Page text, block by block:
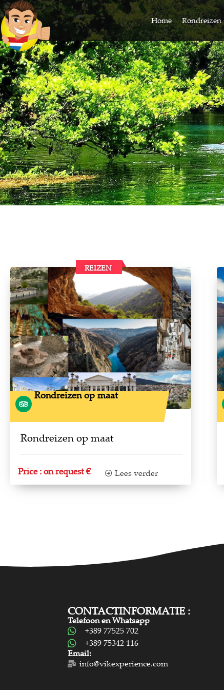
Home Rondreizen
REIZEN
Rondreizen op maat
Rondreizen op maat
Price : on request € Lees verder
CONTACTINFORMATIE :
Telefoon en Whatsapp
+389 77525 702
+389 75342 116
Email:
info@vikexperience.com